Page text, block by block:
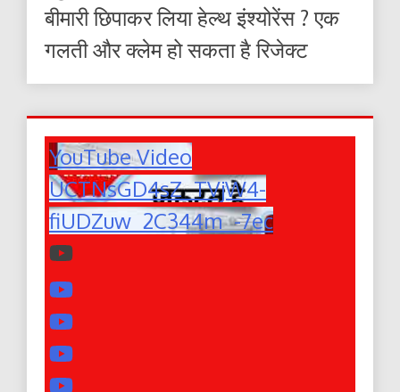
बीमारी छिपाकर लिया हेल्थ इंश्योरेंस ? एक
गलती और क्लेम हो सकता है रिजेक्ट
YouTube Video
UCTNsGD4sZ_TVjW4-
fiUDZuw_2C344m_-7ec